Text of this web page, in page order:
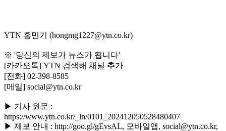
YTN 홍민기 (hongmg1227@ytn.co.kr)
※ '당신의 제보가 뉴스가 됩니다'
[카카오톡] YTN 검색해 채널 추가
[전화] 02-398-8585
[메일] social@ytn.co.kr
▶ 기사 원문 :
https://www.ytn.co.kr/_ln/0101_202412050528480407
▶ 제보 안내 : http://goo.gl/gEvsAL, 모바일앱, social@ytn.co.kr,